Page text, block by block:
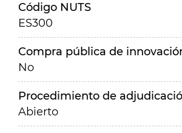
Código NUTS
ES300
Compra pública de
No
Procedimiento de
Abierto